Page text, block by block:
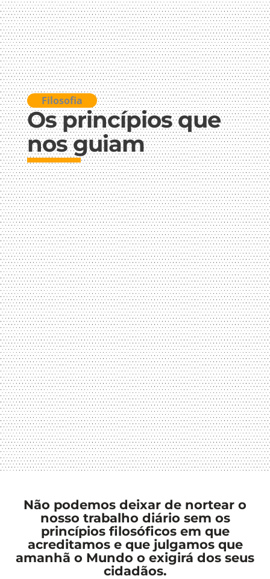
Filosofia
Os princípios que
nos guiam
Não podemos deixar de nortear o
nosso trabalho diário sem os
princípios filosóficos em que
acreditamos e que julgamos que
amanhã o Mundo o exigirá dos seus
cidadãos.